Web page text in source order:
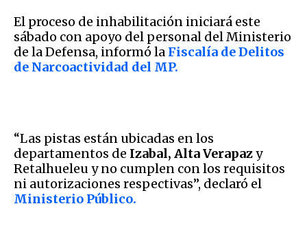
El proceso de inhabilitación iniciará este
sábado con apoyo del personal del Ministerio
de la Defensa, informó la Fiscalía de Delitos
de Narcoactividad del MP.
“Las pistas están ubicadas en los
departamentos de Izabal, Alta Verapazy
Retalhueleu y no cumplen con los requisitos
ni autorizaciones respectivas”, declaró el
Ministerio Público.